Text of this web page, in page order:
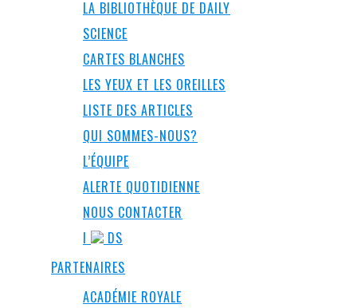
LA BIBLIOTHÈQUE DE DAILY
SCIENCE
CARTES BLANCHES
LES YEUX ET LES OREILLES
LISTE DES ARTICLES
QUI SOMMES-NOUS?
L’ÉQUIPE
ALERTE QUOTIDIENNE
NOUS CONTACTER
I
DS
PARTENAIRES
ACADÉMIE ROYALE